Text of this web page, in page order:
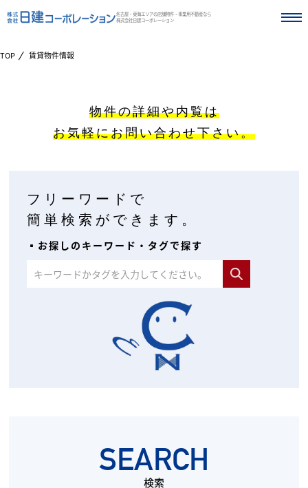
名古屋・東海エリアの店舗物件・事業用不動産なら
株式会社日建コーポレーション
TOP 賃貸物件情報
物件の詳細や内覧は
お気軽にお問い合わせ下さい。
フリーワードで
簡単検索ができます。
▪︎お探しのキーワード・タグで探す
SEARCH
検索